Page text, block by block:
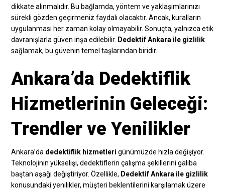
dikkate alınmalıdır. Bu bağlamda, yöntem ve yaklaşımlarınızı
sürekli gözden geçirmeniz faydalı olacaktır. Ancak, kuralların
uygulanması her zaman kolay olmayabilir. Sonuçta, yalnızca etik
davranışlarla güven inşa edilebilir. Dedektif Ankara ile gizlilik
sağlamak, bu güvenin temel taşlarından biridir.
Ankara’da Dedektiflik
Hizmetlerinin Geleceği:
Trendler ve Yenilikler
Ankara’da dedektiflik hizmetleri günümüzde hızla değişiyor.
Teknolojinin yükselişi, dedektiflerin çalışma şekillerini galiba
baştan aşağı değiştiriyor. Özellikle, Dedektif Ankara ile gizlilik
konusundaki yenilikler, müşteri beklentilerini karşılamak üzere